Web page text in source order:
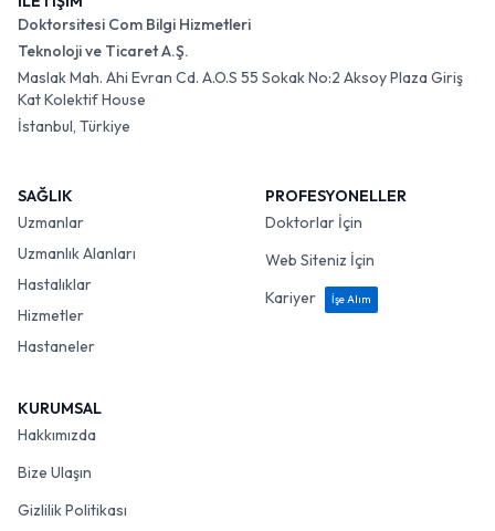
Doktorsitesi Com Bilgi Hizmetleri
Teknoloji ve Ticaret A.Ş.
Maslak Mah. Ahi Evran Cd. A.O.S 55 Sokak No:2 Aksoy Plaza Giriş
Kat Kolektif House
İstanbul, Türkiye
SAĞLIK
Uzmanlar
Uzmanlık Alanları
Hastalıklar
Hizmetler
Hastaneler
PROFESYONELLER
Doktorlar İçin
Web Siteniz İçin
Kariyer
İşe Alım
KURUMSAL
Hakkımızda
Bize Ulaşın
Gizlilik Politikası